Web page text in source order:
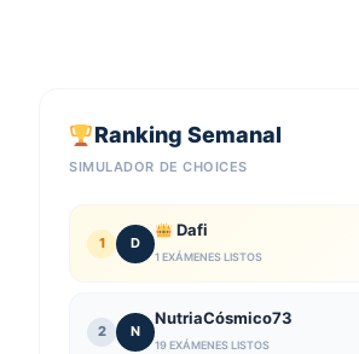
Ranking Semanal
SIMULADOR DE CHOICES
1 D
Dafi
1 EXÁMENES LISTOS
2 N
NutriaCósmico73
19 EXÁMENES LISTOS